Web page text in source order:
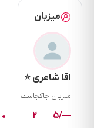
اسنپ.نزدیک
به
خیابان
اصلی
و
دسترسی
میزبان
اقا شاعری ⭐
میزبان جاکجاست
—/۵ ۲ ۰